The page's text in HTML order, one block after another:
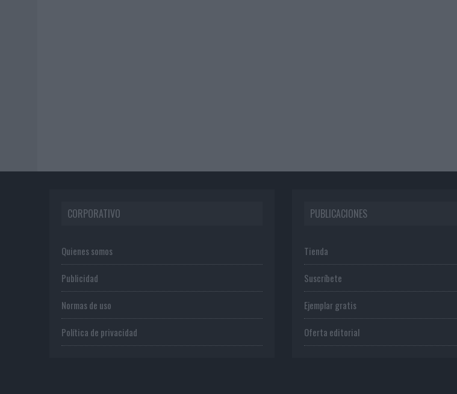
CORPORATIVO
Quienes somos
Publicidad
Normas de uso
Política de privacidad
PUBLICACIONES
Tienda
Suscríbete
Ejemplar gratis
Oferta editorial